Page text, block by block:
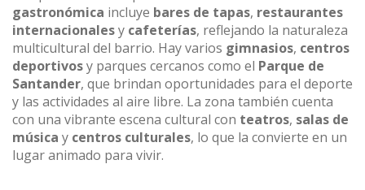
gastronómica incluye bares de tapas, restaurantes
internacionalesy cafeterías, reflejando la naturaleza
multicultural del barrio. Hay varios gimnasios, centros
deportivosy parques cercanos como el Parque de
Santander, que brindan oportunidades para el deporte
y las actividades al aire libre. La zona también cuenta
con una vibrante escena cultural con teatros, salas de
música y centros culturales, lo que la convierte en un
lugar animado para vivir.